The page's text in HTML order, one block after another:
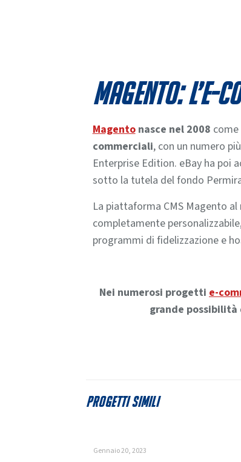
Magento: l’e-
Magentonasce nel 2008
commerciali, con un numero
Enterprise Edition. eBay ha poi
sotto la tutela del fondo
La piattaforma CMS Magento
completamente
programmi di fidelizzazione e
Nei numerosi progetti e-
grande
Progetti simili
Gennaio 20, 2023